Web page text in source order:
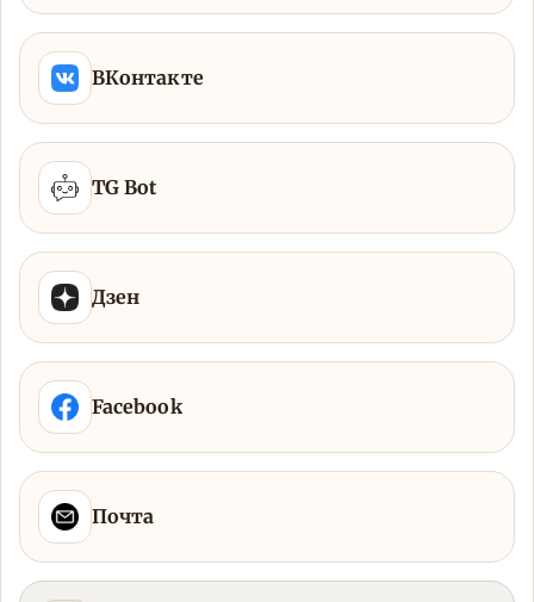
ВКонтакте
TG Bot
Дзен
Facebook
Почта